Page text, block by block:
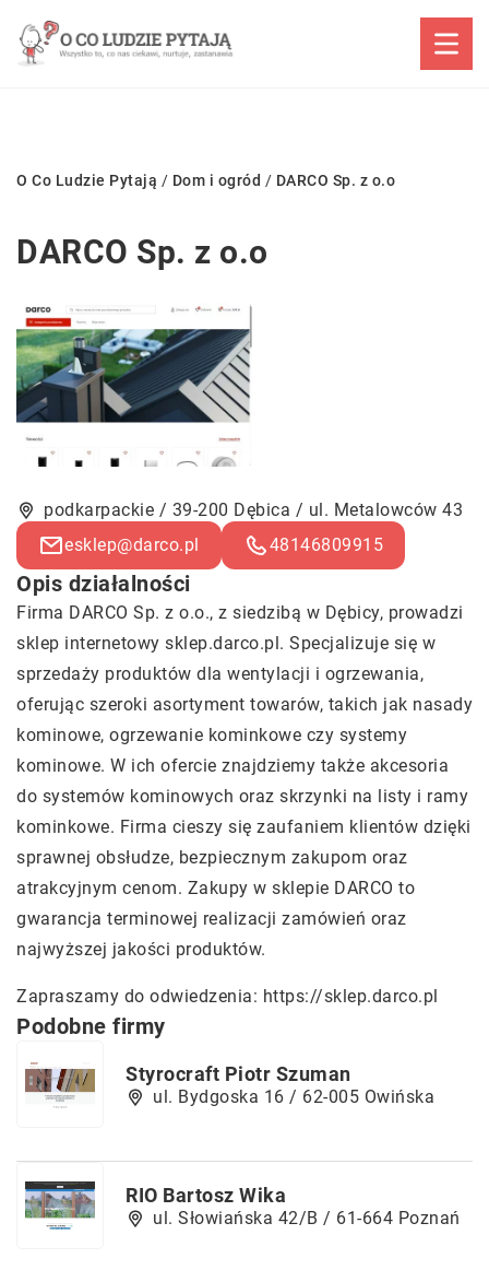
O Co Ludzie Pytają / Dom i ogród / DARCO Sp. z o.o
DARCO Sp. z o.o
podkarpackie / 39-200 Dębica / ul. Metalowców 43
esklep@darco.pl
48146809915
Opis działalności
Firma DARCO Sp. z o.o., z siedzibą w Dębicy, prowadzi
sklep internetowy sklep.darco.pl. Specjalizuje się w
sprzedaży produktów dla wentylacji i ogrzewania,
oferując szeroki asortyment towarów, takich jak nasady
kominowe, ogrzewanie kominkowe czy systemy
kominowe. W ich ofercie znajdziemy także akcesoria
do systemów kominowych oraz skrzynki na listy i ramy
kominkowe. Firma cieszy się zaufaniem klientów dzięki
sprawnej obsłudze, bezpiecznym zakupom oraz
atrakcyjnym cenom. Zakupy w sklepie DARCO to
gwarancja terminowej realizacji zamówień oraz
najwyższej jakości produktów.
Zapraszamy do odwiedzenia: https://sklep.darco.pl
Podobne firmy
Styrocraft Piotr Szuman
ul. Bydgoska 16 / 62-005 Owińska
RIO Bartosz Wika
ul. Słowiańska 42/B / 61-664 Poznań